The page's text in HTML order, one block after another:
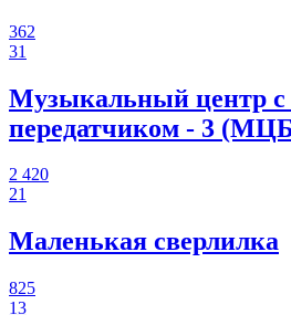
362
31
Музыкальный центр с
передатчиком - 3
2 420
21
Маленькая сверлилка
825
13